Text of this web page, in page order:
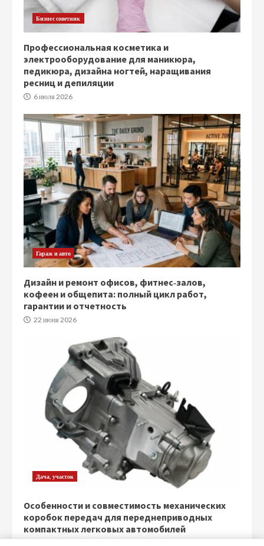
Бизнес советник
Профессиональная косметика и
электрооборудование для маникюра,
педикюра, дизайна ногтей, наращивания
ресниц и депиляции
6 июля 2026
Гараж и авто
Дизайн и ремонт офисов, фитнес‑залов,
кофеен и общепита: полный цикл работ,
гарантии и отчетность
22 июня 2026
Дача, участок
Особенности и совместимость механических
коробок передач для переднеприводных
компактных легковых автомобилей